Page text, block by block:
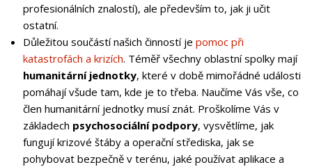
profesionálních znalostí), ale především to, jak ji učit
ostatní.
Důležitou součástí našich činností je pomoc při
katastrofách a krizích. Téměř všechny oblastní spolky mají
humanitární jednotky, které v době mimořádné události
pomáhají všude tam, kde je to třeba. Naučíme Vás vše, co
člen humanitární jednotky musí znát. Proškolíme Vás v
základech psychosociální podpory, vysvětlíme, jak
fungují krizové štáby a operační střediska, jak se
pohybovat bezpečně v terénu, jaké používat aplikace a